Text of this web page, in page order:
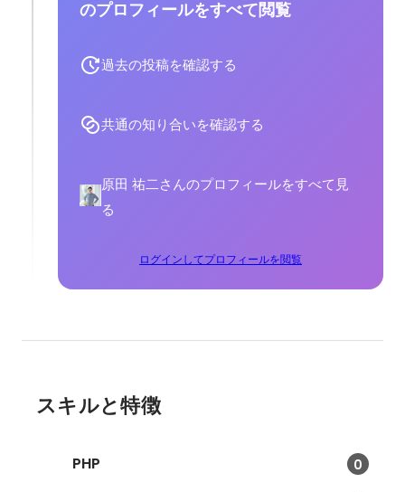
のプロフィールをすべて閲覧
過去の投稿を確認する
共通の知り合いを確認する
原田 祐二さんのプロフィールをすべて見
る
ログインしてプロフィールを閲覧
スキルと特徴
PHP 0